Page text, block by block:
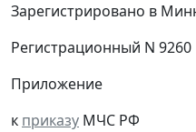
Зарегистрировано в
Регистрационный N 9260
Приложение
к приказу МЧС РФ